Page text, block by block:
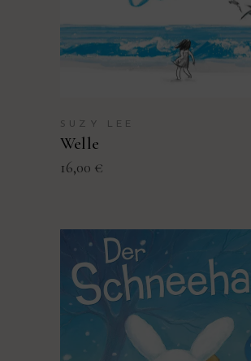
PRODUKT KAUFEN
SUZY LEE
Welle
16,00 €